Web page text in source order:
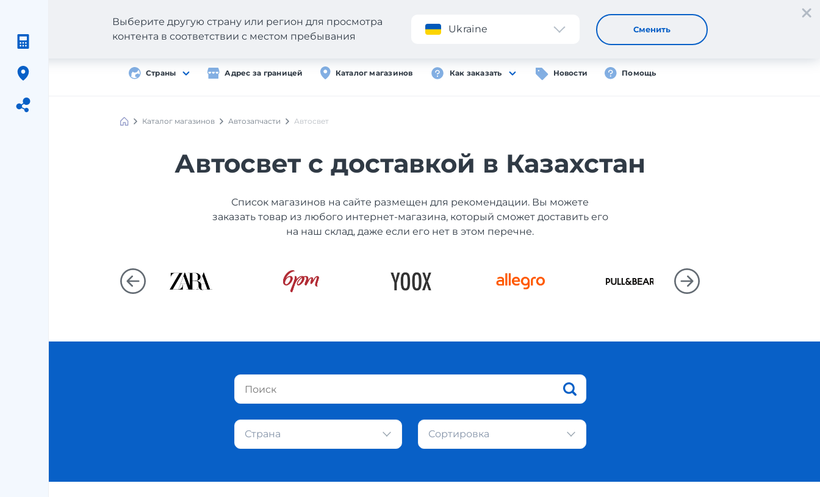
Регистрация
Страны Адрес за границей Каталог магазинов Как заказать Новости Помощь
Выберите другую страну или регион для просмотра
контента в соответствии с местом пребывания
Ukraine Сменить
Meest
Каталог магазинов Автозапчасти Автосвет
Автосвет с доставкой в Казахстан
Список магазинов на сайте размещен для рекомендации. Вы можете
заказать товар из любого интернет-магазина, который сможет доставить его
на наш склад, даже если его нет в этом перечне.
Страна Сортировка